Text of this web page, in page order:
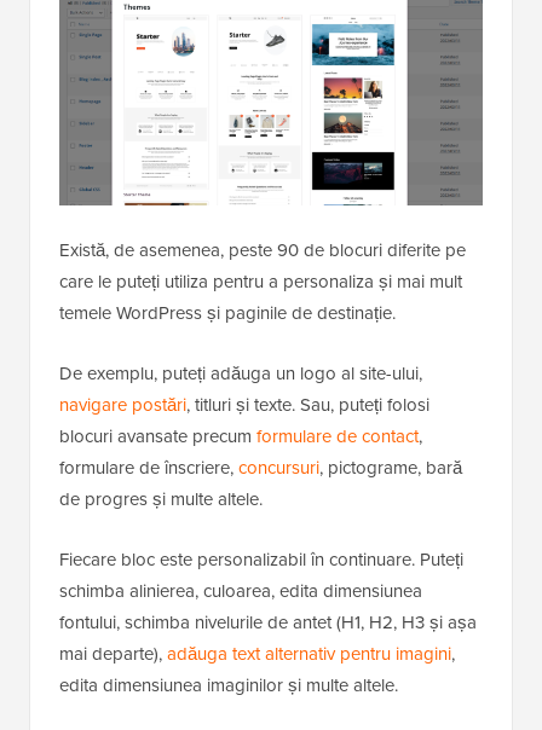
Există, de asemenea, peste 90 de blocuri diferite pe
care le puteți utiliza pentru a personaliza și mai mult
temele WordPress și paginile de destinație.
De exemplu, puteți adăuga un logo al site-ului,
navigare postări, titluri și texte. Sau, puteți folosi
blocuri avansate precum formulare de contact,
formulare de înscriere,concursuri, pictograme, bară
de progres și multe altele.
Fiecare bloc este personalizabil în continuare. Puteți
schimba alinierea, culoarea, edita dimensiunea
fontului, schimba nivelurile de antet (H1, H2, H3 și așa
mai departe),adăuga text alternativ pentru imagini,
edita dimensiunea imaginilor și multe altele.